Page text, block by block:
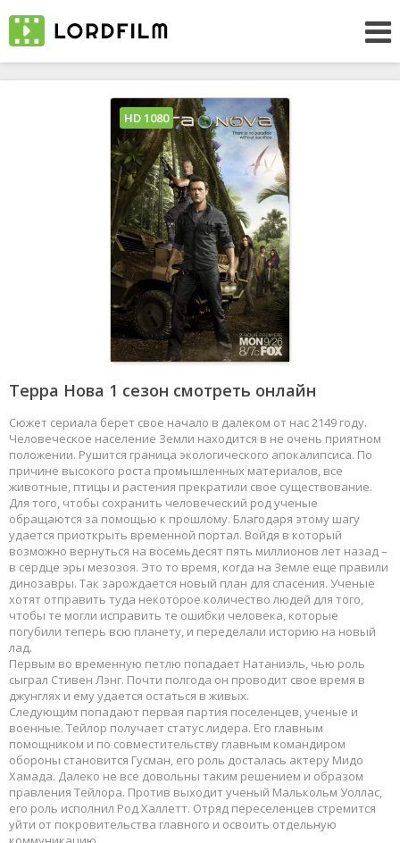
Терра Нова 1 сезон смотреть онлайн
Сюжет сериала берет свое начало в далеком от нас 2149 году.
Человеческое население Земли находится в не очень приятном
положении. Рушится граница экологического апокалипсиса. По
причине высокого роста промышленных материалов, все
животные, птицы и растения прекратили свое существование.
Для того, чтобы сохранить человеческий род ученые
обращаются за помощью к прошлому. Благодаря этому шагу
удается приоткрыть временной портал. Войдя в который
возможно вернуться на восемьдесят пять миллионов лет назад –
в сердце эры мезозоя. Это то время, когда на Земле еще правили
динозавры. Так зарождается новый план для спасения. Ученые
хотят отправить туда некоторое количество людей для того,
чтобы те могли исправить те ошибки человека, которые
погубили теперь всю планету, и переделали историю на новый
лад.
Первым во временную петлю попадает Натаниэль, чью роль
сыграл Стивен Лэнг. Почти полгода он проводит свое время в
джунглях и ему удается остаться в живых.
Следующим попадают первая партия поселенцев, ученые и
военные. Тейлор получает статус лидера. Его главным
помощником и по совместительству главным командиром
обороны становится Гусман, его роль досталась актеру Мидо
Хамада. Далеко не все довольны таким решением и образом
правления Тейлора. Против выходит ученый Малькольм Уоллас,
его роль исполнил Род Халлетт. Отряд переселенцев стремится
уйти от покровительства главного и освоить отдельную
HD 1080